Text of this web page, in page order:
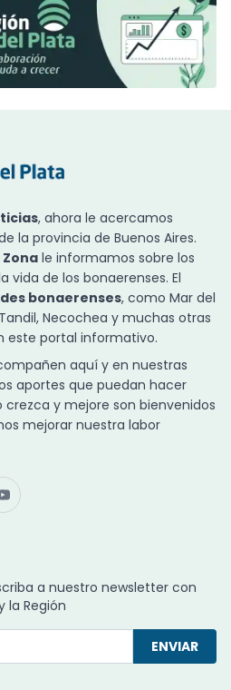
, ahora le acercamos
la provincia de Buenos Aires.
Zona le informamos sobre los
vida de los bonaerenses. El
bonaerenses, como Mar del
Necochea y muchas otras
este portal informativo.
aquí y en nuestras
aportes que puedan hacer
y mejore son bienvenidos
mejorar nuestra labor
a nuestro newsletter con
la Región
ENVIAR